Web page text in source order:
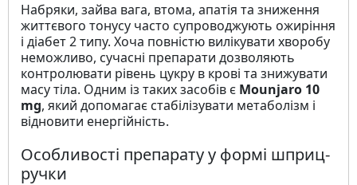
Набряки, зайва вага, втома, апатія та зниження
життєвого тонусу часто супроводжують ожиріння
і діабет 2 типу. Хоча повністю вилікувати хворобу
неможливо, сучасні препарати дозволяють
контролювати рівень цукру в крові та знижувати
масу тіла. Одним із таких засобів є Mounjaro 10
mg, який допомагає стабілізувати метаболізм і
відновити енергійність.
Особливості препарату у формі шприц-
ручки